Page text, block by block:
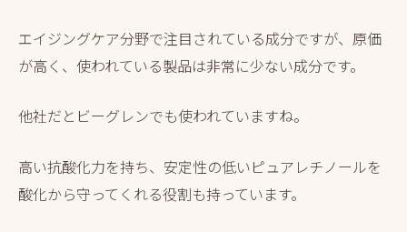
エイジングケア分野で注目されている成分ですが、原価
が高く、使われている製品は非常に少ない成分です。
他社だとビーグレンでも使われていますね。
高い抗酸化力を持ち、安定性の低いピュアレチノールを
酸化から守ってくれる役割も持っています。